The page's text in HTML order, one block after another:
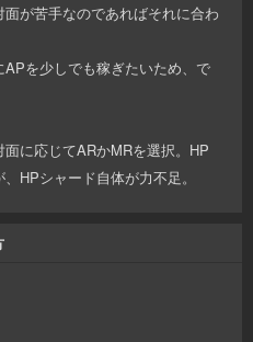
が苦手なのであればそれに合わ
を少しでも稼ぎたいため、で
に応じてARかMRを選択。HP
HPシャード自体が力不足。